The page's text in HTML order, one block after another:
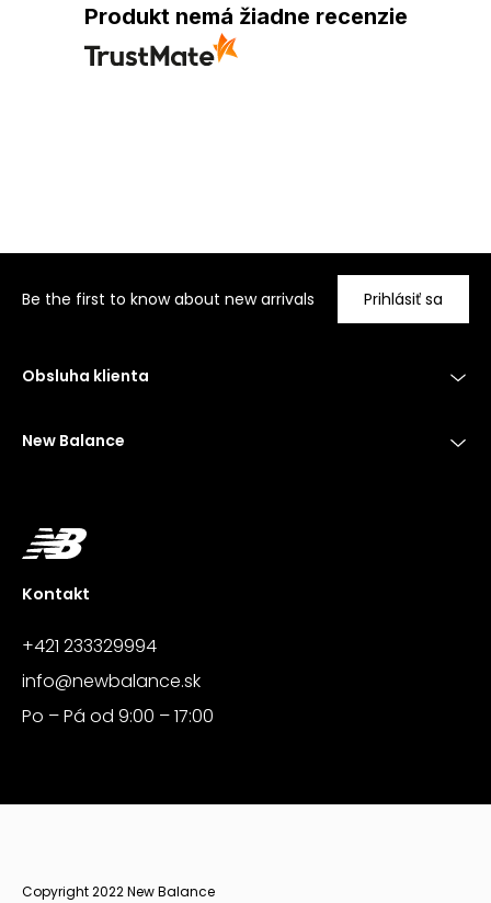
Produkt nemá žiadne recenzie
Be the first to know about new arrivals Prihlásiť sa
Obsluha klienta
New Balance
Kontakt
+421 233329994
info@newbalance.sk
Po – Pá od 9:00 – 17:00
Copyright 2022 New Balance